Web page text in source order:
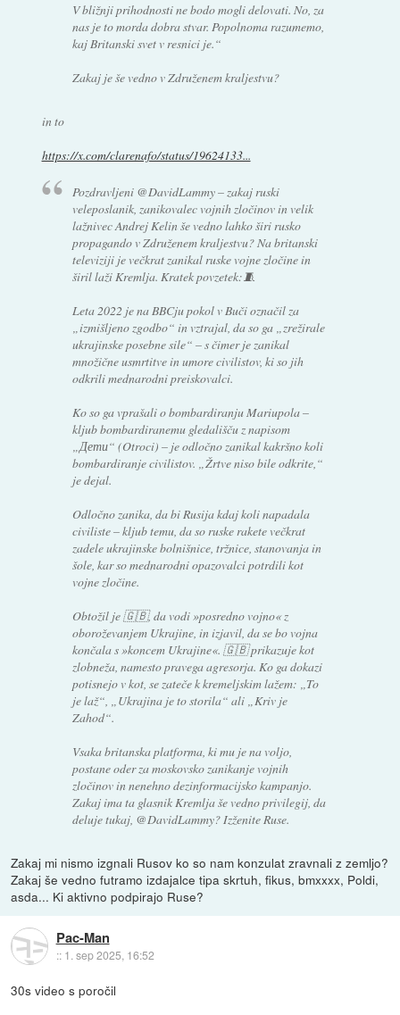
V bližnji prihodnosti ne bodo mogli delovati. No, za
nas je to morda dobra stvar. Popolnoma razumemo,
kaj Britanski svet v resnici je.“
Zakaj je še vedno v Združenem kraljestvu?
in to
https://x.com/clarenafo/status/19624133...
Pozdravljeni @DavidLammy – zakaj ruski
veleposlanik, zanikovalec vojnih zločinov in velik
lažnivec Andrej Kelin še vedno lahko širi rusko
propagando v Združenem kraljestvu? Na britanski
televiziji je večkrat zanikal ruske vojne zločine in
širil laži Kremlja. Kratek povzetek:🧵
Leta 2022 je na BBCju pokol v Buči označil za
„izmišljeno zgodbo“ in vztrajal, da so ga „zrežirale
ukrajinske posebne sile“ – s čimer je zanikal
množične usmrtitve in umore civilistov, ki so jih
odkrili mednarodni preiskovalci.
Ko so ga vprašali o bombardiranju Mariupola –
kljub bombardiranemu gledališču z napisom
„Дети“ (Otroci) – je odločno zanikal kakršno koli
bombardiranje civilistov. „Žrtve niso bile odkrite,“
je dejal.
Odločno zanika, da bi Rusija kdaj koli napadala
civiliste – kljub temu, da so ruske rakete večkrat
zadele ukrajinske bolnišnice, tržnice, stanovanja in
šole, kar so mednarodni opazovalci potrdili kot
vojne zločine.
Obtožil je 🇬🇧, da vodi »posredno vojno« z
oboroževanjem Ukrajine, in izjavil, da se bo vojna
končala s »koncem Ukrajine«. 🇬🇧 prikazuje kot
zlobneža, namesto pravega agresorja. Ko ga dokazi
potisnejo v kot, se zateče k kremeljskim lažem: „To
je laž“, „Ukrajina je to storila“ ali „Kriv je
Zahod“.
Vsaka britanska platforma, ki mu je na voljo,
postane oder za moskovsko zanikanje vojnih
zločinov in nenehno dezinformacijsko kampanjo.
Zakaj ima ta glasnik Kremlja še vedno privilegij, da
deluje tukaj, @DavidLammy? Izženite Ruse.
Zakaj mi nismo izgnali Rusov ko so nam konzulat zravnali z zemljo?
Zakaj še vedno futramo izdajalce tipa skrtuh, fikus, bmxxxx, Poldi,
asda... Ki aktivno podpirajo Ruse?
Pac-Man
:: 1. sep 2025, 16:52
30s video s poročil